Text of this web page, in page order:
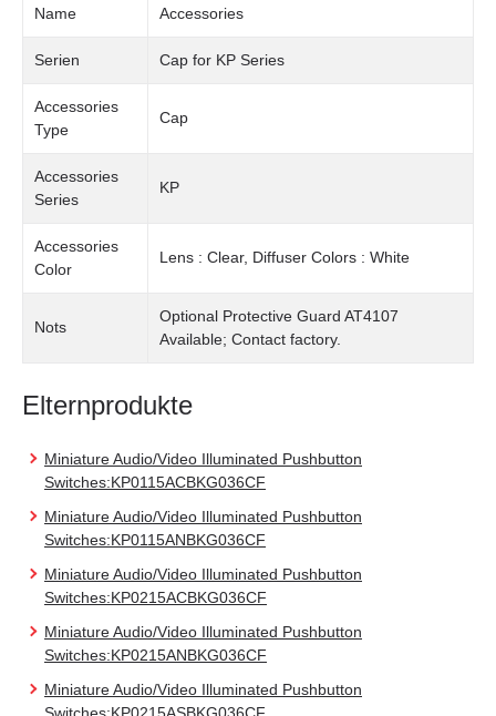
Name Accessories
Serien Cap for KP Series
Accessories
Type
Cap
Accessories
Series
KP
Accessories
Color
Lens : Clear, Diffuser Colors : White
Nots
Optional Protective Guard AT4107
Available; Contact factory.
Elternprodukte
Miniature Audio/Video Illuminated Pushbutton
Switches:KP0115ACBKG036CF
Miniature Audio/Video Illuminated Pushbutton
Switches:KP0115ANBKG036CF
Miniature Audio/Video Illuminated Pushbutton
Switches:KP0215ACBKG036CF
Miniature Audio/Video Illuminated Pushbutton
Switches:KP0215ANBKG036CF
Miniature Audio/Video Illuminated Pushbutton